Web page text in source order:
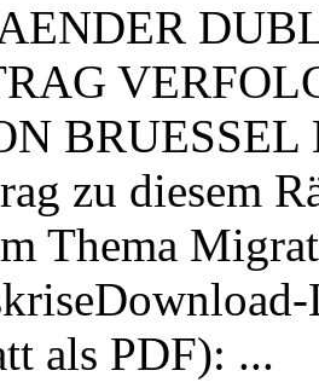
zu diesem
Thema
als PDF): ...